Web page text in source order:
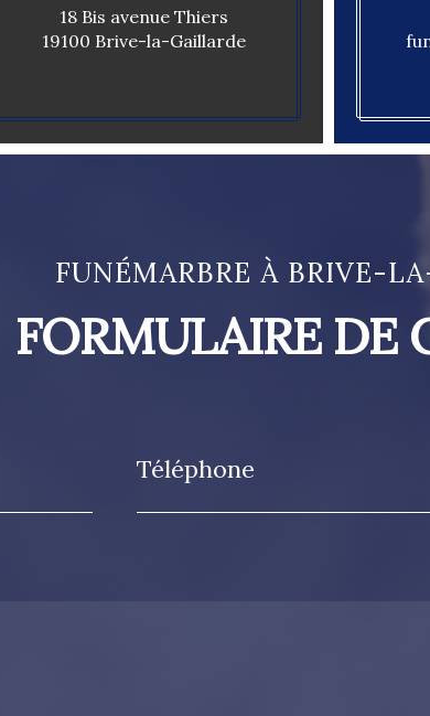
18 Bis avenue Thiers
19100 Brive-la-Gaillarde
FUNÉMARBRE À BRIVE-
FORMULAIRE DE
Téléphone